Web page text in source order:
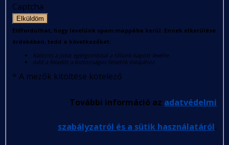
Captcha
Elküldöm
Előfordulhat, hogy levelünk spam mappába kerül. Ennek elkerülése
érdekében, tedd a következőket:
Kattints a jobb egérgombbal a tőlünk kapott levélre
Add a feladót a biztonságos feladók listájához
* A mezők kitöltése kötelező
További információ az adatvédelmi
szabályzatról és a sütik használatáról.